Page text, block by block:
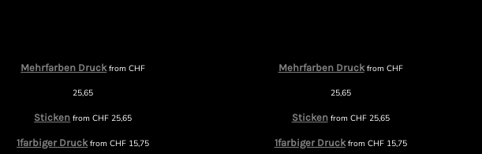
Mehrfarben DruckfromCHF
25,65
Sticken fromCHF 25,65
1farbiger DruckfromCHF 15,75
Mehrfarben Druckfrom CHF
25,65
Stickenfrom CHF25,65
1farbiger Druckfrom CHF15,75